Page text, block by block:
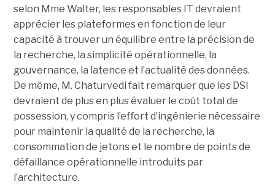
selon Mme Walter, les responsables IT devraient
apprécier les plateformes en fonction de leur
capacité à trouver un équilibre entre la précision de
la recherche, la simplicité opérationnelle, la
gouvernance, la latence et l’actualité des données.
De même, M. Chaturvedi fait remarquer que les DSI
devraient de plus en plus évaluer le coût total de
possession, y compris l’effort d’ingénierie nécessaire
pour maintenir la qualité de la recherche, la
consommation de jetons et le nombre de points de
défaillance opérationnelle introduits par
l’architecture.